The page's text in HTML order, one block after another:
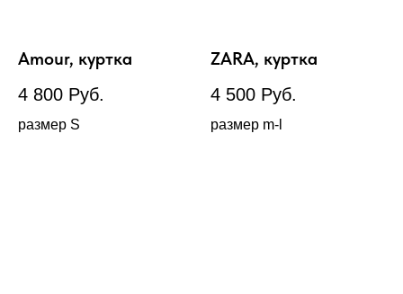
Amour, куртка
4 800 Руб.
размер S
ZARA, куртка
4 500 Руб.
размер m-l